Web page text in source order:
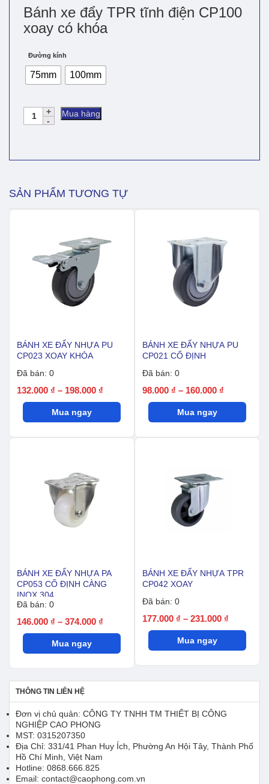
Bánh xe đẩy TPR tĩnh điện CP100
xoay có khóa
Đường kính
75mm 100mm
Bánh
xe
có
khóa
Mua hàng
SẢN PHẨM TƯƠNG TỰ
BÁNH XE ĐẨY NHỰA PU
CP023 XOAY KHÓA
Đã bán: 0
132.000 ₫ – 198.000 ₫
giá:
132.000 ₫
Mua ngay
BÁNH XE ĐẨY NHỰA PU
CP021 CỐ ĐỊNH
Đã bán: 0
98.000 ₫ – 160.000 ₫
giá:
98.000 ₫
Mua ngay
BÁNH XE ĐẨY NHỰA PA
CP053 CỐ ĐỊNH CÀNG
INOX 304
Đã bán: 0
146.000 ₫ – 374.000 ₫
giá:
146.000 ₫
Mua ngay
BÁNH XE ĐẨY NHỰA TPR
CP042 XOAY
Đã bán: 0
177.000 ₫ – 231.000 ₫
giá:
177.000 ₫
Mua ngay
THÔNG TIN LIÊN HỆ
Đơn vị chủ quản: CÔNG TY TNHH TM THIẾT BỊ CÔNG
NGHIỆP CAO PHONG
MST: 0315207350
Địa Chỉ: 331/41 Phan Huy Ích, Phường An Hội Tây, Thành Phố
Hồ Chí Minh, Việt Nam
Hotline: 0868.666.825
Email: contact@caophong.com.vn